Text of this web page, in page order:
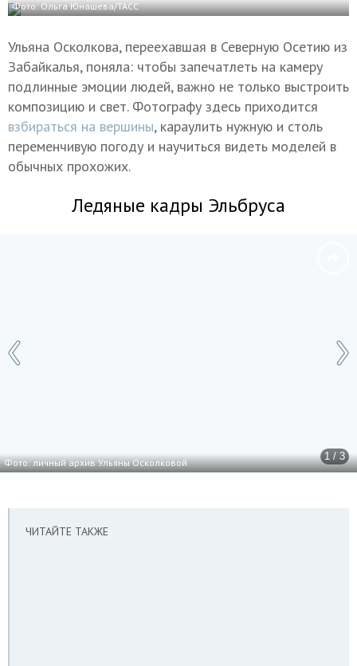
Фото: Ольга Юнашева/ТАСС
Ульяна Осколкова, переехавшая в Северную Осетию из
Забайкалья, поняла: чтобы запечатлеть на камеру
подлинные эмоции людей, важно не только выстроить
композицию и свет. Фотографу здесь приходится
взбираться на вершины, караулить нужную и столь
переменчивую погоду и научиться видеть моделей в
обычных прохожих.
Ледяные кадры Эльбруса
1 / 3
Фото: личный архив Ульяны Осколковой
ЧИТАЙТЕ ТАКЖЕ